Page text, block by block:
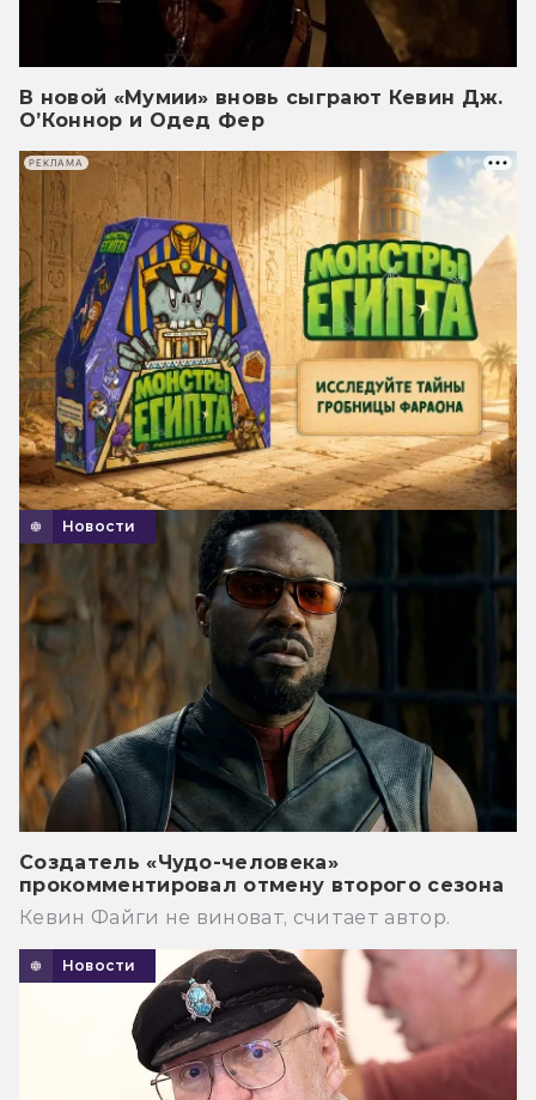
В новой «Мумии» вновь сыграют Кевин Дж.
О’Коннор и Одед Фер
Новости
Создатель «Чудо-человека»
прокомментировал отмену второго сезона
Кевин Файги не виноват, считает автор.
Новости
РЕКЛАМА